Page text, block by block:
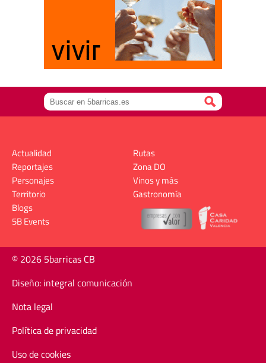
Actualidad
Reportajes
Personajes
Territorio
Rutas
Zona DO
Vinos y más
Gastronomía
Blogs
5B Events
© 2026 5barricas CB
Diseño: integral comunicación
Nota legal
Política de privacidad
Uso de cookies